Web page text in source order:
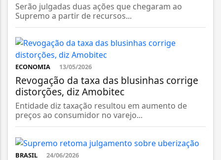
Serão julgadas duas ações que chegaram ao
Supremo a partir de recursos...
ECONOMIA 13/05/2026
Revogação da taxa das blusinhas corrige
distorções, diz Amobitec
Entidade diz taxação resultou em aumento de
preços ao consumidor no varejo...
BRASIL 24/06/2026